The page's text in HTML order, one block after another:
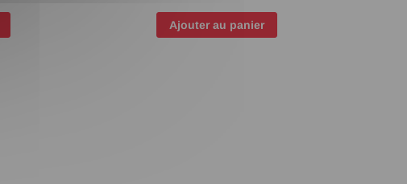
Ajouter au panier